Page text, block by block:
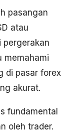
pasangan
atau
pergerakan
memahami
di pasar forex
akurat.
fundamental
oleh trader.